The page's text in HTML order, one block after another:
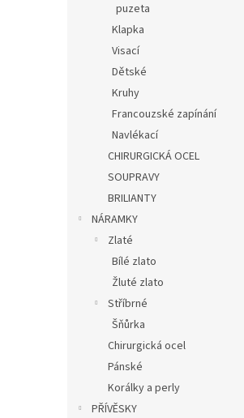
puzeta
Klapka
Visací
Dětské
Kruhy
Francouzské zapínání
Navlékací
CHIRURGICKÁ OCEL
SOUPRAVY
BRILIANTY
NÁRAMKY
Zlaté
Bílé zlato
Žluté zlato
Stříbrné
Šňůrka
Chirurgická ocel
Pánské
Korálky a perly
PŘÍVĚSKY